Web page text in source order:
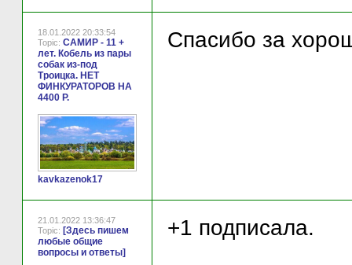
18.01.2022 20:33:54
Topic: САМИР - 11 +
лет. Кобель из пары
собак из-под
Троицка. НЕТ
ФИНКУРАТОРОВ НА
4400 Р.
kavkazenok17
Спасибо за
21.01.2022 13:36:47
Topic: [Здесь пишем
любые общие
вопросы и ответы]
+1 подписала.